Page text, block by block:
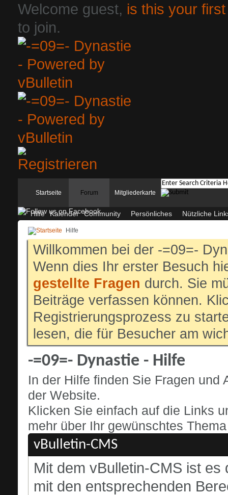
Welcome guest, is this your
to join.
Startseite Forum
Hilfe Kalender Community Persönliches Nützliche
Mitgliederkarte
Hilfe
Willkommen bei der -=09=-
Wenn dies Ihr erster Besuch
gestellte Fragen durch. Sie
Beiträge verfassen können.
Registrierungsprozess zu
lesen, die für Besucher am
-=09=- Dynastie - Hilfe
In der Hilfe finden Sie Fragen und
der Website.
Klicken Sie einfach auf die Links
mehr über Ihr gewünschtes
vBulletin-CMS
Mit dem vBulletin-CMS ist
mit den entsprechenden